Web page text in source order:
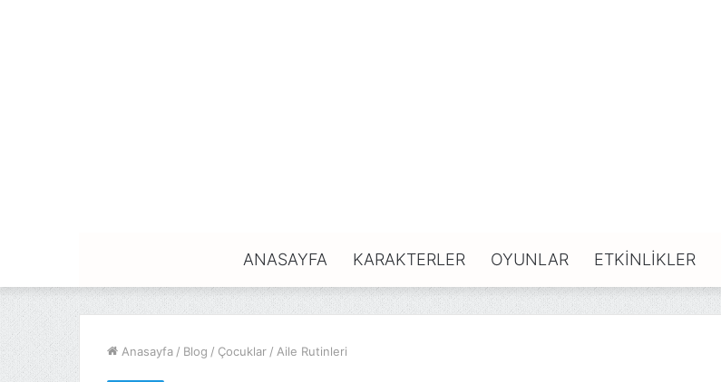
ANASAYFA KARAKTERLER OYUNLAR ETKINLIKLER
Anasayfa / Blog / Çocuklar / Aile Rutinleri